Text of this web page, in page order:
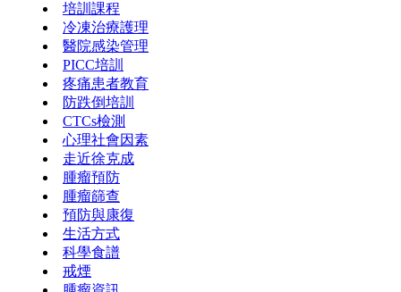
培訓課程
冷凍治療護理
醫院感染管理
PICC培訓
疼痛患者教育
防跌倒培訓
CTCs檢測
心理社會因素
走近徐克成
腫瘤預防
腫瘤篩查
預防與康復
生活方式
科學食譜
戒煙